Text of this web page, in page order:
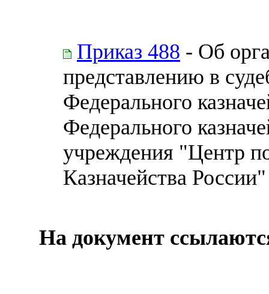
Приказ 488 - Об
представлению в
Федерального
Федерального
учреждения "Центр
Казначейства России"
На документ